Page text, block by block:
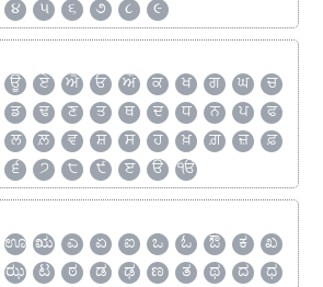
૪ ૫ ૬ ૭ ૮ ૯
ਊ ਏ ਐ ਓ ਔ ਕ ਖ ਗ ਘ
ਚ
ਡ ਢ ਣ ਤ ਥ ਦ ਧ ਨ ਪ
ਫ
ਲ ਲ਼ ਵ ਸ਼ ਸ ਹ ਖ਼ ਗ਼ ਜ਼
ਫ਼
੬ ੭ ੮ ੯ ੲ ੳ ੴ
ಊ ಋ ಎ ಏ ಐ ಒ ಓ ಔ ಕ
ಖ
ಝ ಟ ಠ ಡ ಢ ಣ ತ ಥ ದ
ಧ